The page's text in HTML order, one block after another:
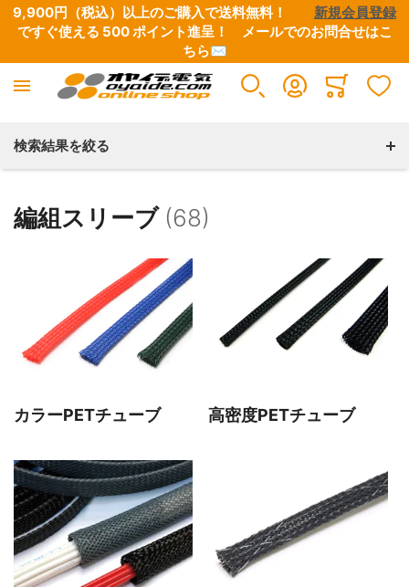
9,900円（税込）以上のご購入で送料無料！ 新規会員登録
ですぐ使える 500 ポイント進呈！ メールでのお問合せはこ
ちら✉
検索結果を絞る
編組スリーブ (68)
カラーPETチューブ 高密度PETチューブ